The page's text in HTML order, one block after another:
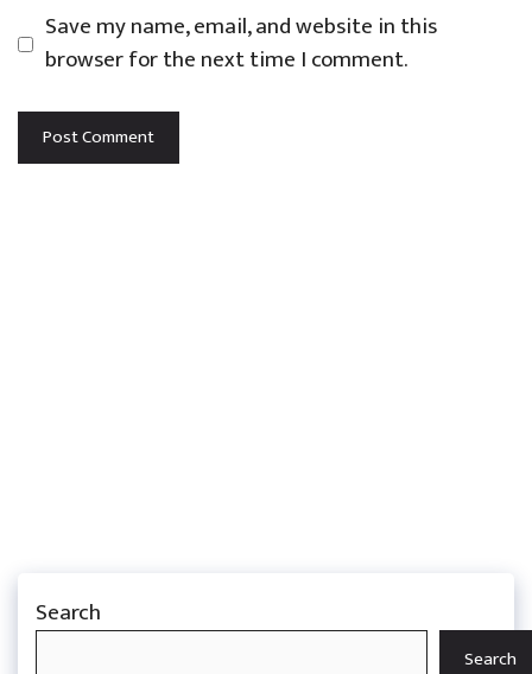
Save my name, email, and website in this
browser for the next time I comment.
Website
Search
Search